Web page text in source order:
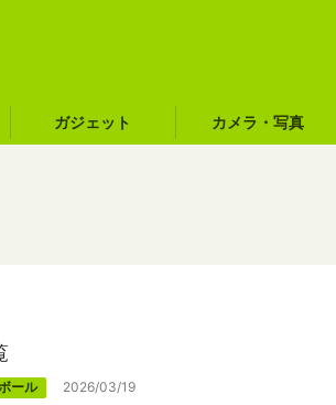
ガジェット カメラ・写真
ール 2026/03/19